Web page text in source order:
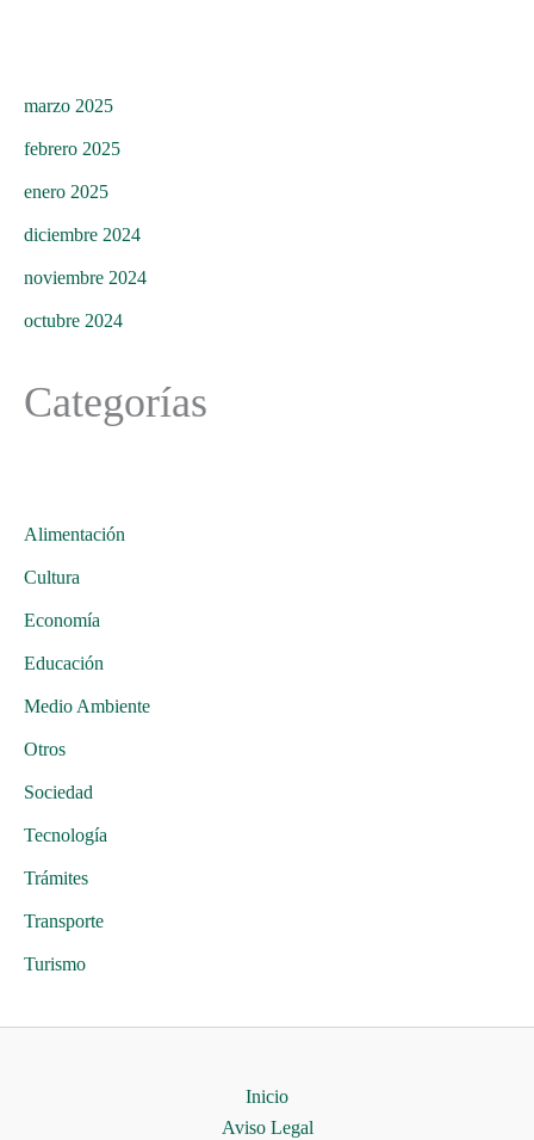
marzo 2025
febrero 2025
enero 2025
diciembre 2024
noviembre 2024
octubre 2024
Categorías
Alimentación
Cultura
Economía
Educación
Medio Ambiente
Otros
Sociedad
Tecnología
Trámites
Transporte
Turismo
Inicio
Aviso Legal